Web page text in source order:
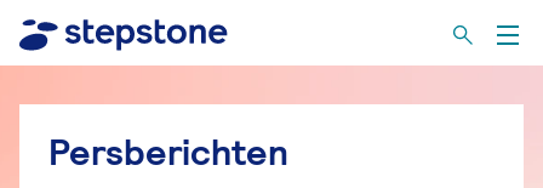
Persberichten